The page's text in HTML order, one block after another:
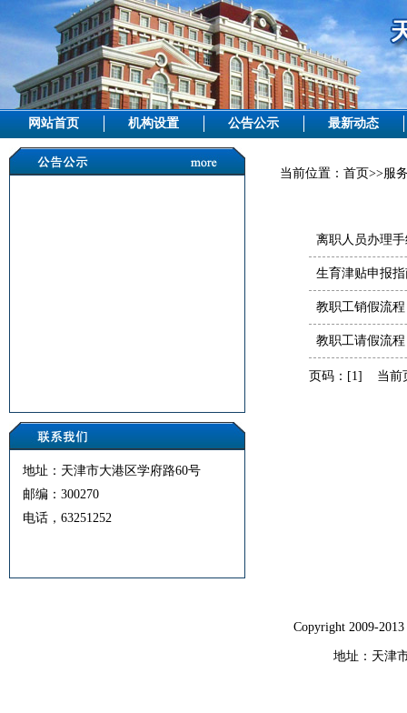
网站首页 机构设置 公告公示 最新动态
地址：天津市大港区学府路60号
邮编：300270
电话，63251252
当前位置： 首页>>服
离职人员办理
生育津贴申报
教职工销假流程
教职工请假流程
页码： [1] 当前
Copyright 2009-
地址：天津